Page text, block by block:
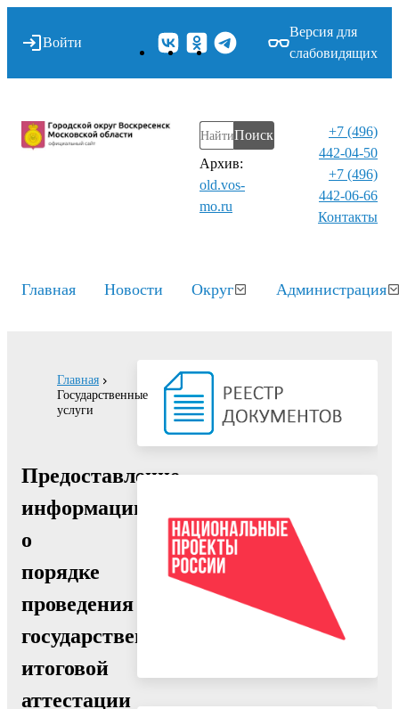
Войти
Версия для
слабовидящих
Поиск
Архив:
old.vos-
mo.ru
+7 (496)
442-04-50
+7 (496)
442-06-66
Контакты⁠
Главная Новости Округ Администрация
Главная
Государственные
услуги
Предоставление
информации
о
порядке
проведения
государственной
итоговой
аттестации